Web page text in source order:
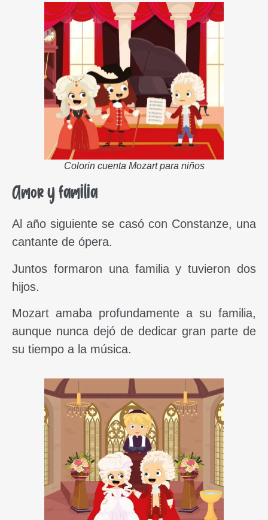
Colorin cuenta Mozart para niños
Amor y familia
Al año siguiente se casó con Constanze, una
cantante de ópera.
Juntos formaron una familia y tuvieron dos
hijos.
Mozart amaba profundamente a su familia,
aunque nunca dejó de dedicar gran parte de
su tiempo a la música.